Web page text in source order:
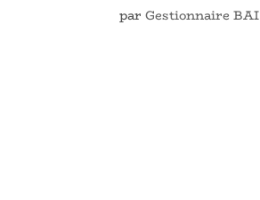
parGestionnaire BAI